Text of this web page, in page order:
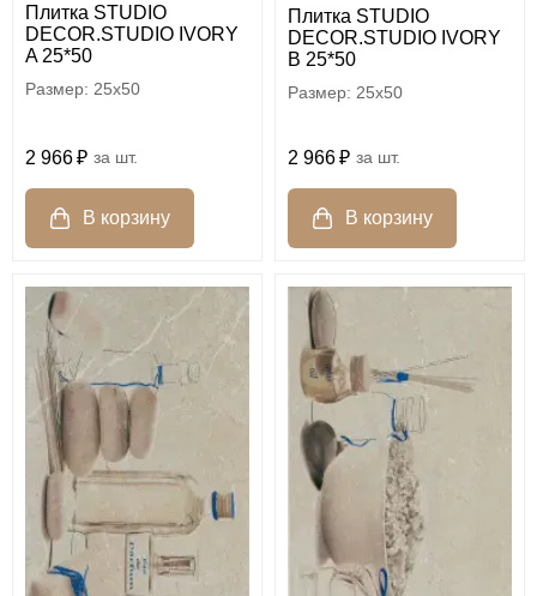
Плитка STUDIO
DECOR.STUDIO IVORY
A 25*50
25x50
2 966 шт.
Плитка STUDIO
DECOR.STUDIO IVORY
B 25*50
25x50
2 966 шт.